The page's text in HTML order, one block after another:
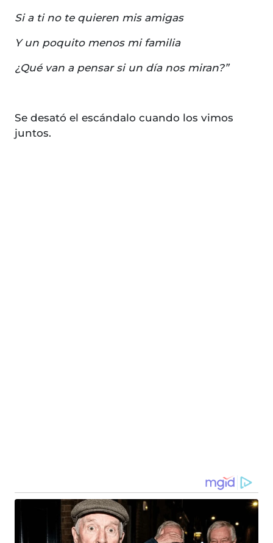
Si a ti no te quieren mis amigas
Y un poquito menos mi familia
¿Qué van a pensar si un día nos miran?”
Se desató el escándalo cuando los vimos
juntos.